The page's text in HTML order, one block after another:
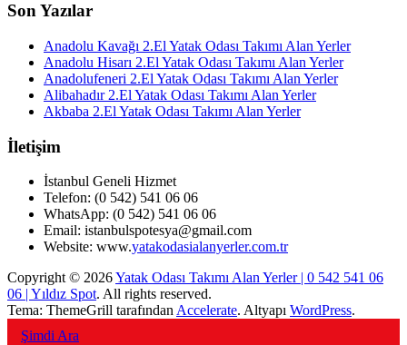
Son Yazılar
Anadolu Kavağı 2.El Yatak Odası Takımı Alan Yerler
Anadolu Hisarı 2.El Yatak Odası Takımı Alan Yerler
Anadolufeneri 2.El Yatak Odası Takımı Alan Yerler
Alibahadır 2.El Yatak Odası Takımı Alan Yerler
Akbaba 2.El Yatak Odası Takımı Alan Yerler
İletişim
İstanbul Geneli Hizmet
Telefon: (0 542) 541 06 06
WhatsApp: (0 542) 541 06 06
Email: istanbulspotesya@gmail.com
Website: www.yatakodasialanyerler.com.tr
Copyright © 2026Yatak Odası Takımı Alan Yerler | 0 542 541 06
06 | Yıldız Spot. All rights reserved.
Tema: ThemeGrill tarafındanAccelerate. Altyapı WordPress.
Şimdi Ara